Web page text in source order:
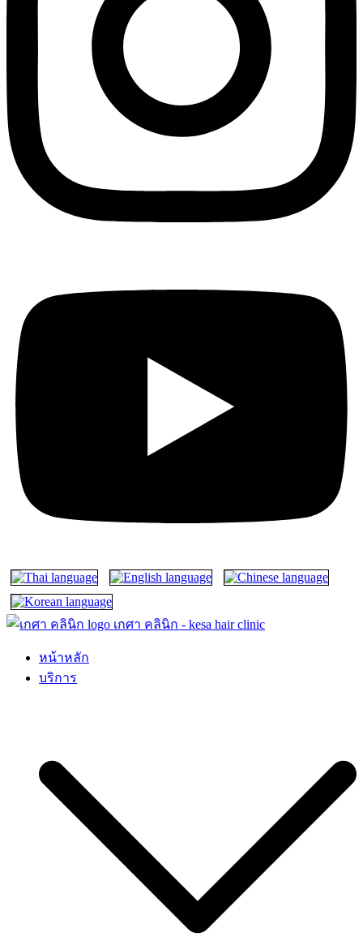
เกศา คลินิก – kesa hair clinic
kesa hair ปลูกผม ปลูกคิ้ว รักษาผมร่วง ผมบาง
หน้าหลัก
บริการ